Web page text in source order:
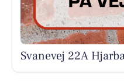
Svanevej 22A